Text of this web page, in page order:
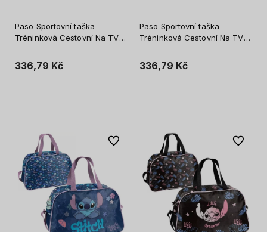
Paso Sportovní taška
Tréninková Cestovní Na TV
Football Fotbal
336,79 Kč
Paso Sportovní taška
Tréninková Cestovní Na TV
Stitch Aloha Modrá
336,79 Kč
Do oblíbených Do